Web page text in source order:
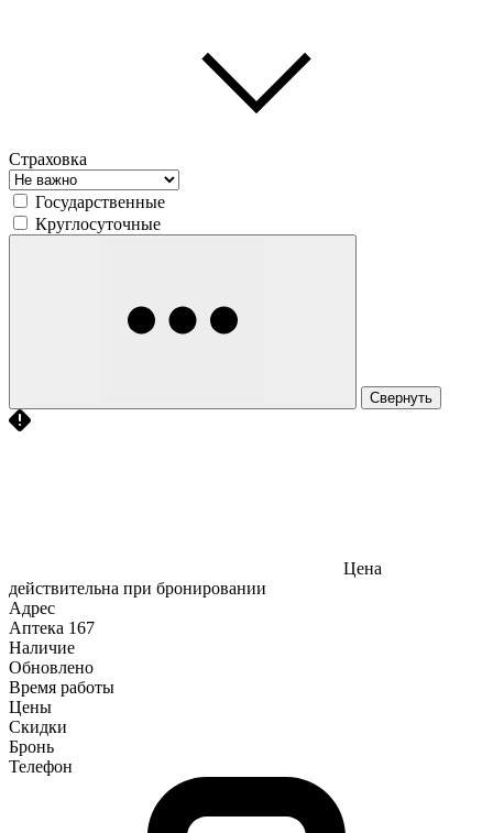
Страховка
Государственные
Круглосуточные
Свернуть
Цена
действительна при бронировании
Адрес
Аптека 167
Наличие
Обновлено
Время работы
Цены
Скидки
Бронь
Телефон